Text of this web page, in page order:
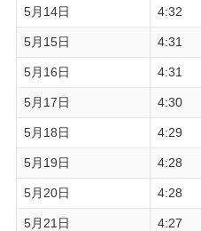
5月14日 4:32
5月15日 4:31
5月16日 4:31
5月17日 4:30
5月18日 4:29
5月19日 4:28
5月20日 4:28
5月21日 4:27